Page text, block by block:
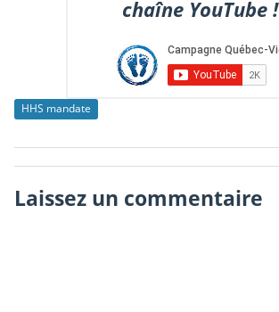
chaîne YouTube !
HHS mandate
Laissez un commentaire